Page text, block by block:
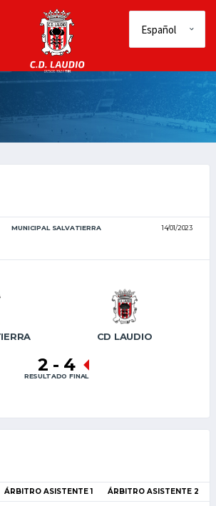
MUNICIPAL SALVATIERRA 14/01/2023
CD LAUDIO
2 - 4
RESULTADO FINAL
ÁRBITRO ASISTENTE 1 ÁRBITRO ASISTENTE 2